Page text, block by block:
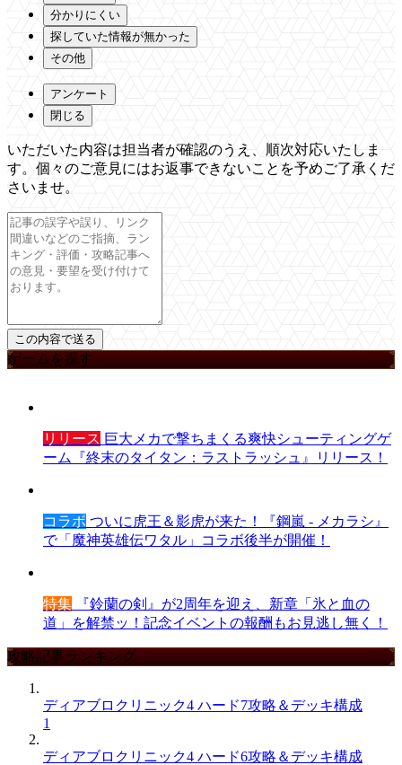
分かりにくい
探していた情報が無かった
その他
アンケート
閉じる
いただいた内容は担当者が確認のうえ、順次対応いたしま
す。個々のご意見にはお返事できないことを予めご了承くだ
さいませ。
ゲームを探す
リリース 巨大メカで撃ちまくる爽快シューティングゲ
ーム『終末のタイタン：ラストラッシュ』リリース！
コラボ ついに虎王＆影虎が来た！『鋼嵐 - メカラシ』
で「魔神英雄伝ワタル」コラボ後半が開催！
特集 『鈴蘭の剣』が2周年を迎え、新章「氷と血の
道」を解禁ッ！記念イベントの報酬もお見逃し無く！
攻略記事ランキング
ディアブロクリニック4 ハード7攻略＆デッキ構成
1
ディアブロクリニック4 ハード6攻略＆デッキ構成